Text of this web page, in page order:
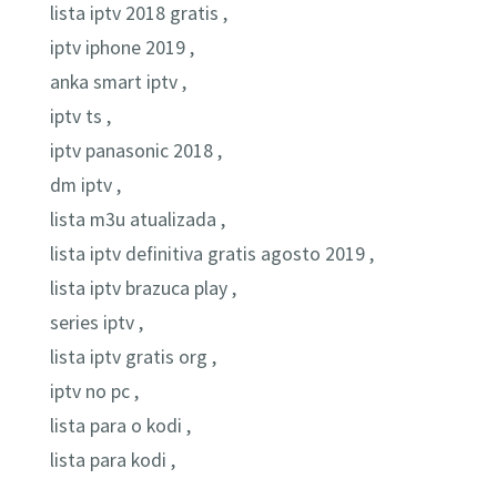
lista iptv 2018 gratis ,
iptv iphone 2019 ,
anka smart iptv ,
iptv ts ,
iptv panasonic 2018 ,
dm iptv ,
lista m3u atualizada ,
lista iptv definitiva gratis agosto 2019 ,
lista iptv brazuca play ,
series iptv ,
lista iptv gratis org ,
iptv no pc ,
lista para o kodi ,
lista para kodi ,